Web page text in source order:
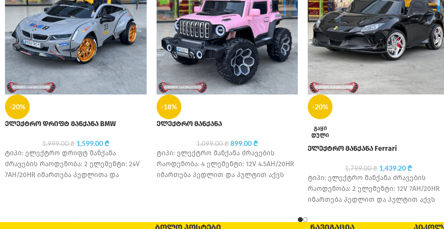
-20%
ელექტრო დრიფტ მანქანა BMW
1,999.00₾ 1,599.00₾
ტიპი: ელექტრო დრიფტ მანქანა
ძრავების რაოდენობა: 2 ელემენტი: 24V
7AH/20HR იმართება პედლითა და
-18%
ელექტრო მანქანა
1,099.00₾ 899.00₾
ტიპი: ელექტრო მანქანა ძრავების
რაოდენობა: 4 ელემენტი: 12V 4.5AH/20HR
იმართება პედლით და პულტით აქვს
-20%
ᲒᲐᲧᲘ
ᲓᲣᲚᲘ
ელექტრო მანქანა Ferrari
1,799.00₾ 1,439.20₾
ტიპი: ელექტრო მანქანა ძრავების
რაოდენობა: 2 ელემენტი: 12V 7AH/20HR
იმართება პედლით და პულტით აქვს
მასალა: კაუჩუკი სავარძლის